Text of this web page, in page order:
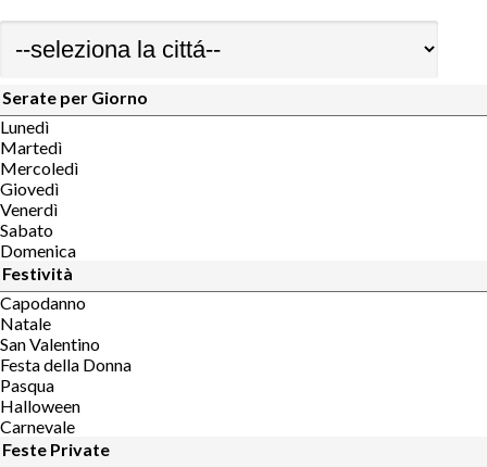
Serate per Giorno
Lunedì
Martedì
Mercoledì
Giovedì
Venerdì
Sabato
Domenica
Festività
Capodanno
Natale
San Valentino
Festa della Donna
Pasqua
Halloween
Carnevale
Feste Private